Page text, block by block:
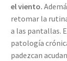
el viento.
retomar la
a las pantallas.
patología
padezcan